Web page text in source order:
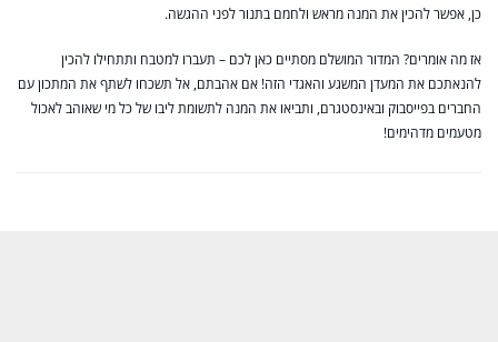
כן, אפשר להכין את המנה מראש ולחמם בתנור לפני ההגשה.
אז מה אומרים? המדור המושלם מסתיים כאן לכם – תעברו למטבח ותתחילו להכין
להנאתכם את המעדן המשגע והאגדי הזה! אם אהבתם, אל תשכחו לשתף את המתכון עם
החברים בפייסבוק ובאינסטגרם, ותביאו את המנה לתשומת ליבו של כל מי שאוהב לאכול
מטעמים מדהימים!